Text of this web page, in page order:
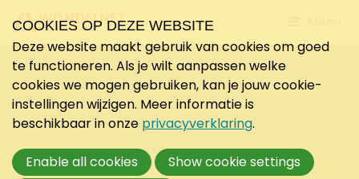
to
COOKIES OP DEZE WEBSITE
Deze website maakt gebruik van cookies om goed
te functioneren. Als je wilt aanpassen welke
cookies we mogen gebruiken, kan je jouw cookie-
instellingen wijzigen. Meer informatie is
beschikbaar in onze privacyverklaring.
Enable all cookies
Show cookie settings